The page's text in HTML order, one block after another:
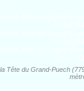
Tête du Grand-Puech